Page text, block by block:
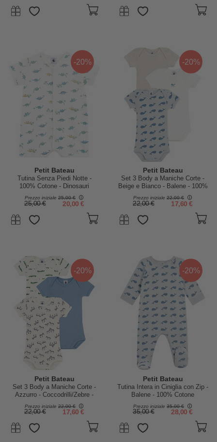
-20%
Petit Bateau
Tutina Senza Piedi Notte -
100% Cotone - Dinosauri
Prezzo iniziale 25,00 €
25,00 € 20,00 €
-20%
Petit Bateau
Set 3 Body a Maniche Corte -
Beige e Bianco - Balene - 100%
Prezzo iniziale 22,00 €
22,00 € 17,60 €
-20%
Petit Bateau
Set 3 Body a Maniche Corte -
Azzurro - Coccodrilli/Zebre -
Prezzo iniziale 22,00 €
22,00 € 17,60 €
-20%
Petit Bateau
Tutina Intera in Ciniglia con Zip -
Balene - 100% Cotone
Prezzo iniziale 35,00 €
35,00 € 28,00 €